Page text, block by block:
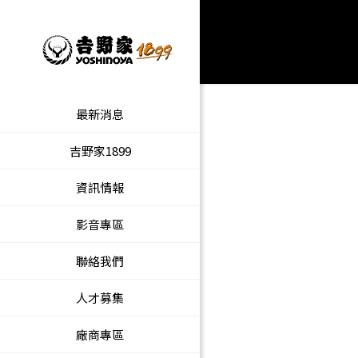
最新消息
吉野家1899
資訊情報
影音專區
聯絡我們
人才募集
廠商專區